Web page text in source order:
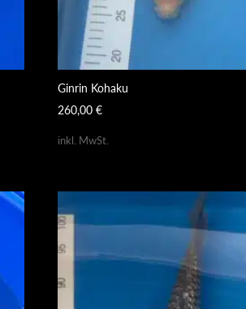
Ginrin Kohaku
260,00 €
inkl. MwSt.